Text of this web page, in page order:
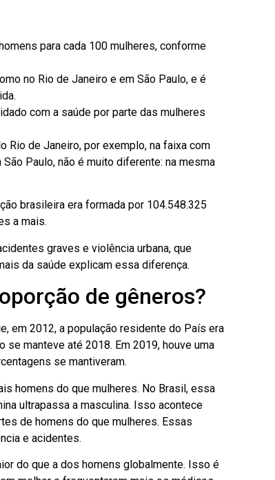
para cada 100 mulheres, conforme
no Rio de Janeiro e em São Paulo, e é
com a saúde por parte das mulheres
Rio de Janeiro, por exemplo, na faixa com
Paulo, não é muito diferente: na mesma
brasileira era formada por 104.548.325
a mais.
graves e violência urbana, que
da saúde explicam essa diferença.
de gêneros?
em 2012, a população residente do País era
se manteve até 2018. Em 2019, houve uma
se mantiveram.
homens do que mulheres. No Brasil, essa
ultrapassa a masculina. Isso acontece
de homens do que mulheres. Essas
e acidentes.
do que a dos homens globalmente. Isso é